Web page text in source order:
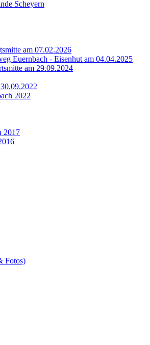
Scheyern
am 07.02.2026
Euernbach - Eisenhut am 04.04.2025
am 29.09.2024
2022
2017
Fotos)